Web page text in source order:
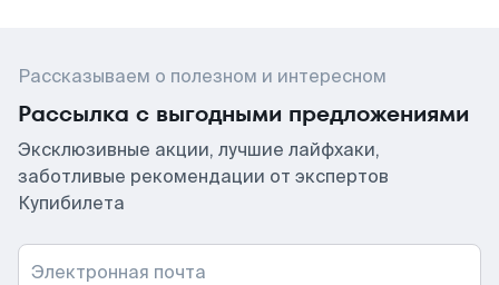
Рассказываем о полезном и интересном
Рассылка с выгодными предложениями
Эксклюзивные акции, лучшие лайфхаки,
заботливые рекомендации от экспертов
Купибилета
Электронная почта